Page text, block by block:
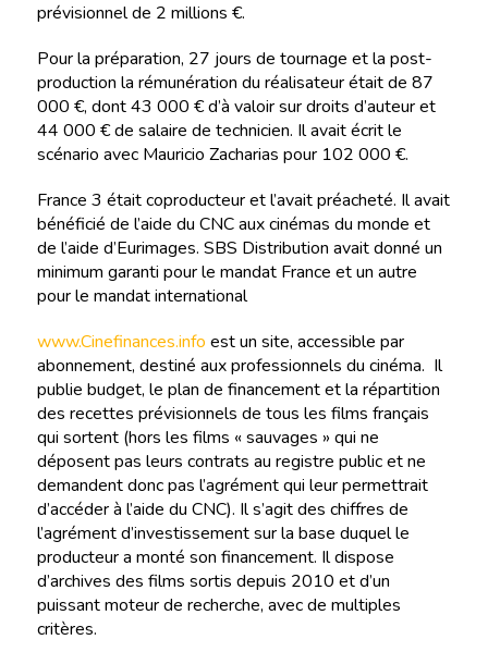
prévisionnel de 2 millions €.
Pour la préparation, 27 jours de tournage et la post-
production la rémunération du réalisateur était de 87
000 €, dont 43 000 € d’à valoir sur droits d’auteur et
44 000 € de salaire de technicien. Il avait écrit le
scénario avec Mauricio Zacharias pour 102 000 €.
France 3 était coproducteur et l’avait préacheté. Il avait
bénéficié de l’aide du CNC aux cinémas du monde et
de l’aide d’Eurimages. SBS Distribution avait donné un
minimum garanti pour le mandat France et un autre
pour le mandat international
www.Cinefinances.info est un site, accessible par
abonnement, destiné aux professionnels du cinéma. Il
publie budget, le plan de financement et la répartition
des recettes prévisionnels de tous les films français
qui sortent (hors les films « sauvages » qui ne
déposent pas leurs contrats au registre public et ne
demandent donc pas l’agrément qui leur permettrait
d’accéder à l’aide du CNC). Il s’agit des chiffres de
l’agrément d’investissement sur la base duquel le
producteur a monté son financement. Il dispose
d’archives des films sortis depuis 2010 et d’un
puissant moteur de recherche, avec de multiples
critères.